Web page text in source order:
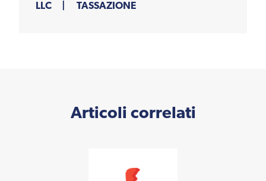
LLC
TASSAZIONE
Articoli correlati